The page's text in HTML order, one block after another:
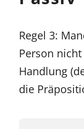
Regel 3:
Person
Handlung
die